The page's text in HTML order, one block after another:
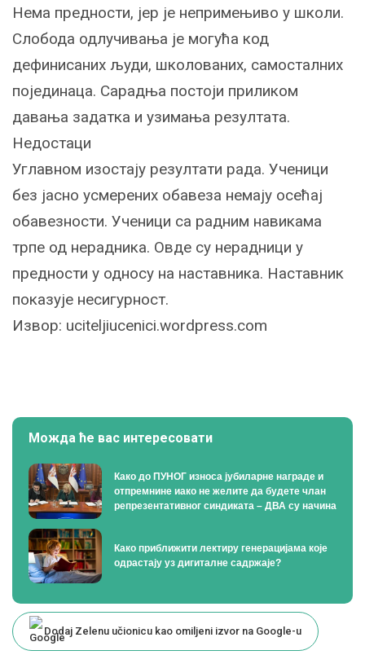
Нема предности, јер је непримењиво у школи.
Слобода одлучивања је могућа код
дефинисаних људи, школованих, самосталних
појединаца. Сарадња постоји приликом
давања задатка и узимања резултата.
Недостаци
Углавном изостају резултати рада. Ученици
без јасно усмерених обавеза немају осећај
обавезности. Ученици са радним навикама
трпе од нерадника. Овде су нерадници у
предности у односу на наставника. Наставник
показује несигурност.
Извор: uciteljiucenici.wordpress.com
Можда ће вас интересовати
Како до ПУНОГ износа јубиларне награде и
отпремнине иако не желите да будете члан
репрезентативног синдиката – ДВА су начина
Како приближити лектиру генерацијама које
одрастају уз дигиталне садржаје?
Dodaj Zelenu učionicu kao omiljeni izvor na Google-u